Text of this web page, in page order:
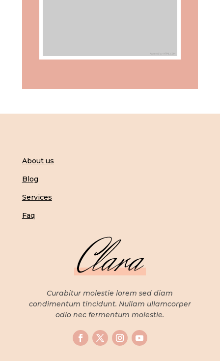
About us
Blog
Services
Faq
Curabitur molestie lorem sed diam
condimentum tincidunt. Nullam ullamcorper
odio nec fermentum molestie.